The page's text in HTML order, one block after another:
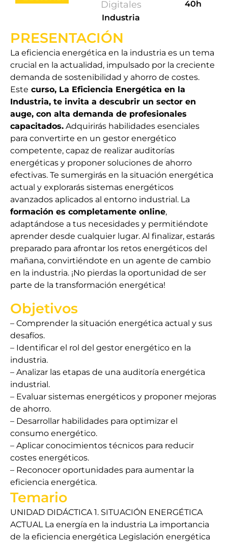
Digitales
Industria
40h
PRESENTACIÓN
La eficiencia energética en la industria es un tema
crucial en la actualidad, impulsado por la creciente
demanda de sostenibilidad y ahorro de costes.
Este curso, La Eficiencia Energética en la
Industria, te invita a descubrir un sector en
auge, con alta demanda de profesionales
capacitados. Adquirirás habilidades esenciales
para convertirte en un gestor energético
competente, capaz de realizar auditorías
energéticas y proponer soluciones de ahorro
efectivas. Te sumergirás en la situación energética
actual y explorarás sistemas energéticos
avanzados aplicados al entorno industrial. La
formación es completamente online,
adaptándose a tus necesidades y permitiéndote
aprender desde cualquier lugar. Al finalizar, estarás
preparado para afrontar los retos energéticos del
mañana, convirtiéndote en un agente de cambio
en la industria. ¡No pierdas la oportunidad de ser
parte de la transformación energética!
Objetivos
– Comprender la situación energética actual y sus
desafíos.
– Identificar el rol del gestor energético en la
industria.
– Analizar las etapas de una auditoría energética
industrial.
– Evaluar sistemas energéticos y proponer mejoras
de ahorro.
– Desarrollar habilidades para optimizar el
consumo energético.
– Aplicar conocimientos técnicos para reducir
costes energéticos.
– Reconocer oportunidades para aumentar la
eficiencia energética.
Temario
UNIDAD DIDÁCTICA 1. SITUACIÓN ENERGÉTICA
ACTUAL La energía en la industria La importancia
de la eficiencia energética Legislación energética